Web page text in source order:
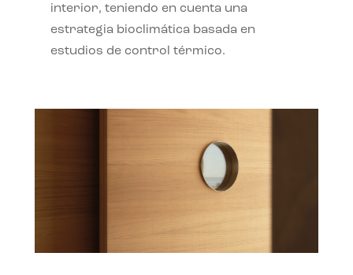
interior, teniendo en cuenta una
estrategia bioclimática basada en
estudios de control térmico.